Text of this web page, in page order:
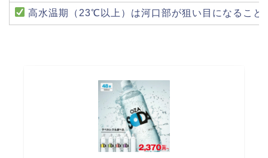
高水温期（23℃以上）は河口部が狙い目になること